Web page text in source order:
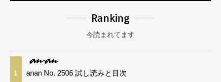
Ranking
今読まれてます
1 anan No. 2506 試し読みと目次